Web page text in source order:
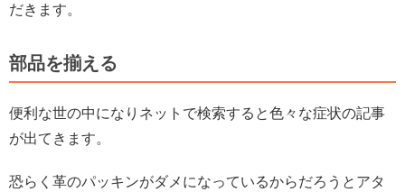
だきます。
部品を揃える
便利な世の中になりネットで検索すると色々な症状の記事
が出てきます。
恐らく革のパッキンがダメになっているからだろうとアタ